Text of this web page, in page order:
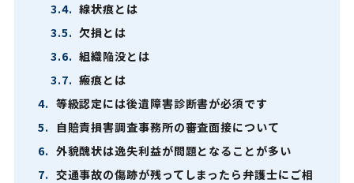
3.4. 線状痕とは
3.5. 欠損とは
3.6. 組織陥没とは
3.7. 瘢痕とは
4. 等級認定には後遺障害診断書が必須です
5.
自賠責損害調査事務所の審査面接について
6. 外貌醜状は逸失利益が問題となることが多い
7. 交通事故の傷跡が残ってしまったら弁護士にご相